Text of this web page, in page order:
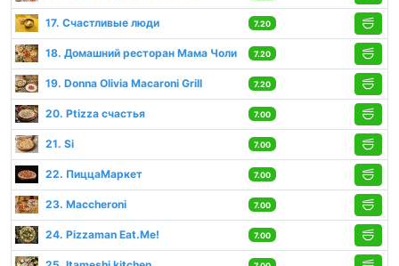
17. Счастливые люди 7.20
18. Домашний ресторан Мама Чоли 7.20
19. Donna Olivia Macaroni Grill 7.20
20. Ptizza счастья 7.00
21. Si 7.00
22. ПиццаМаркет 7.00
23. Maccheroni 7.00
24. Pizzaman Eat.Me! 7.00